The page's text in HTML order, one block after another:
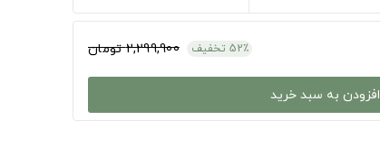
52٪ تخفیف 2,299,900 تومان
افزودن به سبد خرید